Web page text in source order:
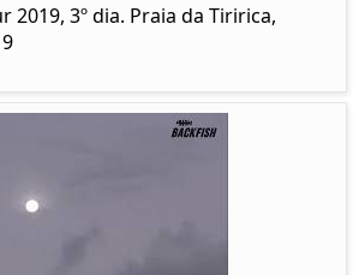
2019, 3º dia. Praia da Tiririca,